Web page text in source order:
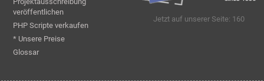
veröffentlichen
PHP Scripte verkaufen
* Unsere Preise
Glossar
Jetzt auf unserer Seite: 160